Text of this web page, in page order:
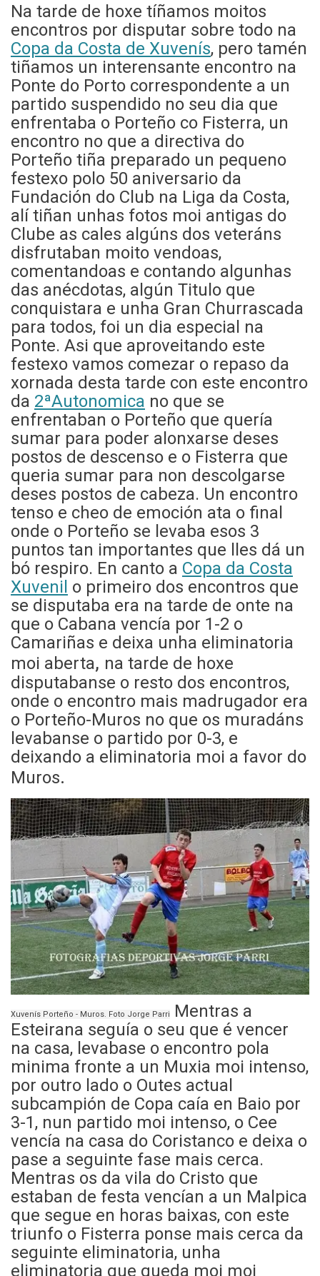
Na tarde de hoxe tíñamos moitos
encontros por disputar sobre todo na
Copa da Costa de Xuvenís, pero tamén
tiñamos un interensante encontro na
Ponte do Porto correspondente a un
partido suspendido no seu dia que
enfrentaba o Porteño co Fisterra, un
encontro no que a directiva do
Porteño tiña preparado un pequeno
festexo polo 50 aniversario da
Fundación do Club na Liga da Costa,
alí tiñan unhas fotos moi antigas do
Clube as cales algúns dos veteráns
disfrutaban moito vendoas,
comentandoas e contando algunhas
das anécdotas, algún Titulo que
conquistara e unha Gran Churrascada
para todos, foi un dia especial na
Ponte. Asi que aproveitando este
festexo vamos comezar o repaso da
xornada desta tarde con este encontro
da 2ªAutonomica no que se
enfrentaban o Porteño que quería
sumar para poder alonxarse deses
postos de descenso e o Fisterra que
queria sumar para non descolgarse
deses postos de cabeza. Un encontro
tenso e cheo de emoción ata o final
onde o Porteño se levaba esos 3
puntos tan importantes que lles dá un
bó respiro. En canto a Copa da Costa
Xuvenil o primeiro dos encontros que
se disputaba era na tarde de onte na
que o Cabana vencía por 1-2 o
Camariñas e deixa unha eliminatoria
moi aberta, na tarde de hoxe
disputabanse o resto dos encontros,
onde o encontro mais madrugador era
o Porteño-Muros no que os muradáns
levabanse o partido por 0-3, e
deixando a eliminatoria moi a favor do
Muros.
Xuvenís Porteño - Muros. Foto Jorge Parri
Mentras a
Esteirana seguía o seu que é vencer
na casa, levabase o encontro pola
minima fronte a un Muxia moi intenso,
por outro lado o Outes actual
subcampión de Copa caía en Baio por
3-1, nun partido moi intenso, o Cee
vencía na casa do Coristanco e deixa o
pase a seguinte fase mais cerca.
Mentras os da vila do Cristo que
estaban de festa vencían a un Malpica
que segue en horas baixas, con este
triunfo o Fisterra ponse mais cerca da
seguinte eliminatoria, unha
eliminatoria que queda moi moi